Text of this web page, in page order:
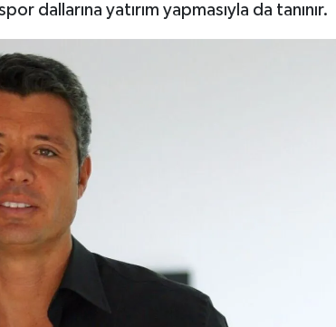
dallarına yatırım yapmasıyla da tanınır.